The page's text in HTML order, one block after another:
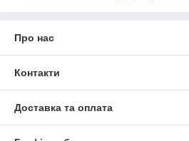
Про нас
Контакти
Доставка та оплата